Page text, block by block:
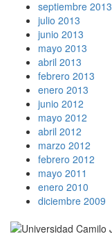
septiembre 2013
julio 2013
junio 2013
mayo 2013
abril 2013
febrero 2013
enero 2013
junio 2012
mayo 2012
abril 2012
marzo 2012
febrero 2012
mayo 2011
enero 2010
diciembre 2009